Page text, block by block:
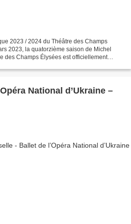
2023 / 2024 du Théâtre des Champs
2023, la quatorzième saison de Michel
des Champs Élysées est officiellement
National d’Ukraine –